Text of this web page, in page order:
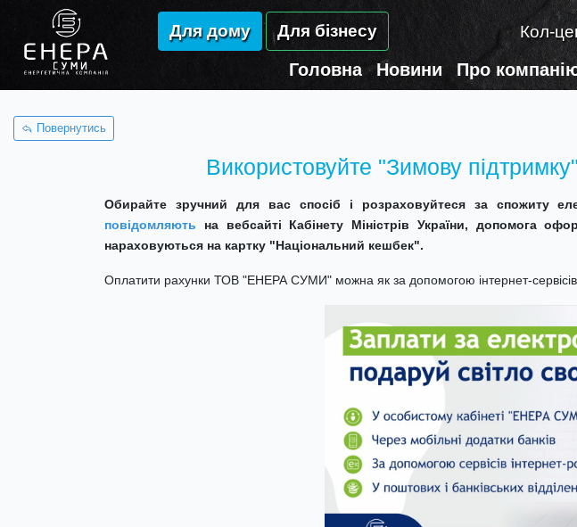
Для дому Для бізнесу Кол-
Головна Новини Про
Повернутись
Використовуйте "Зимову
Обирайте зручний для вас спосіб і розраховуйтеся за спожиту
повідомляють на вебсайті Кабінету Міністрів України, допомога
нараховуються на картку "Національний кешбек".
Оплатити рахунки ТОВ "ЕНЕРА СУМИ" можна як за допомогою інтернет-